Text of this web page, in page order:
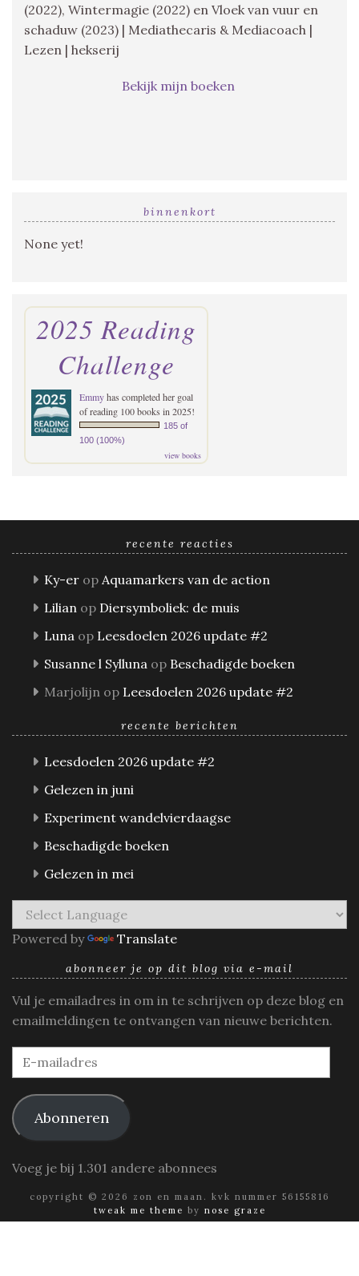
(2022), Wintermagie (2022) en Vloek van vuur en
schaduw (2023) | Mediathecaris & Mediacoach |
Lezen | hekserij
Bekijk mijn boeken
binnenkort
None yet!
2025 Reading
Challenge
Emmyhas completed her goal
of reading 100 books in 2025!
185 of
100 (100%)
view books
recente reacties
Ky-er op Aquamarkers van de action
Lilian op Diersymboliek: de muis
Luna op Leesdoelen 2026 update #2
Susanne l Sylluna op Beschadigde boeken
Marjolijn op Leesdoelen 2026 update #2
recente berichten
Leesdoelen 2026 update #2
Gelezen in juni
Experiment wandelvierdaagse
Beschadigde boeken
Gelezen in mei
Powered by Translate
abonneer je op dit blog via e-mail
Vul je emailadres in om in te schrijven op deze blog en
emailmeldingen te ontvangen van nieuwe berichten.
E-
mailadres
Abonneren
Voeg je bij 1.301 andere abonnees
copyright © 2026 zon en maan. kvk nummer 56155816
tweak me theme by nose graze